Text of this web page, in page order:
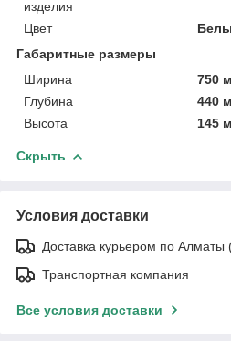
изделия
Цвет
Габаритные размеры
Ширина
750
Глубина
440
Высота
145
Скрыть
Условия доставки
Доставка курьером по Алматы
Транспортная компания
Все условия доставки